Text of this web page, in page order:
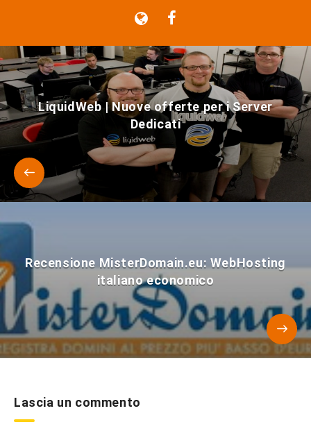
LiquidWeb | Nuove offerte per i Server
Dedicati
Recensione MisterDomain.eu: WebHosting
italiano economico
Lascia un commento